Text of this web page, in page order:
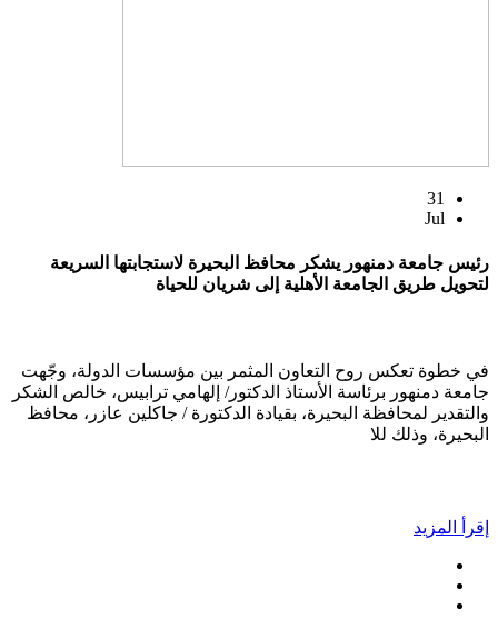
31
Jul
رئيس جامعة دمنهور يشكر محافظ البحيرة لاستجابتها السريعة
لتحويل طريق الجامعة الأهلية إلى شريان للحياة
في خطوة تعكس روح التعاون المثمر بين مؤسسات الدولة، وجّهت
جامعة دمنهور برئاسة الأستاذ الدكتور/ إلهامي ترابيس، خالص الشكر
والتقدير لمحافظة البحيرة، بقيادة الدكتورة / جاكلين عازر، محافظ
البحيرة، وذلك للا
إقرأ المزيد